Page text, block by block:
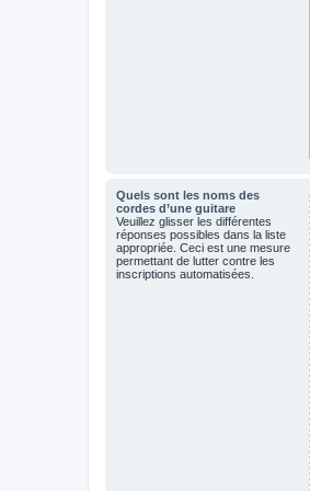
Quels sont les noms des
cordes d’une guitare
Veuillez glisser les différentes
réponses possibles dans la liste
appropriée. Ceci est une mesure
permettant de lutter contre les
inscriptions automatisées.